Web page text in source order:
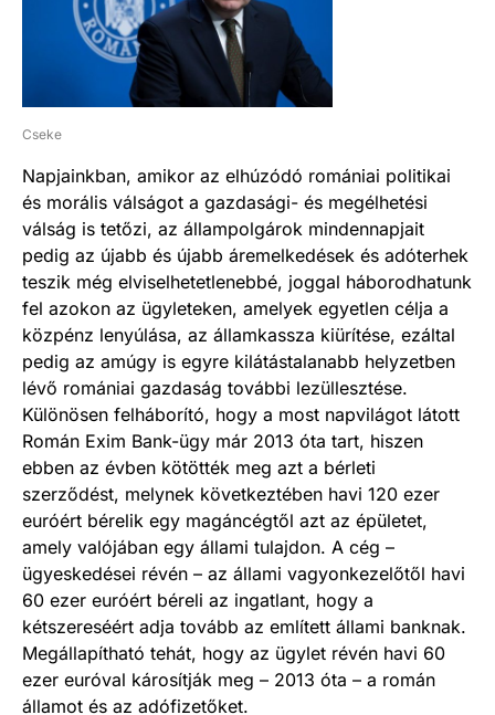
Cseke
Napjainkban, amikor az elhúzódó romániai politikai
és morális válságot a gazdasági- és megélhetési
válság is tetőzi, az állampolgárok mindennapjait
pedig az újabb és újabb áremelkedések és adóterhek
teszik még elviselhetetlenebbé, joggal háborodhatunk
fel azokon az ügyleteken, amelyek egyetlen célja a
közpénz lenyúlása, az államkassza kiürítése, ezáltal
pedig az amúgy is egyre kilátástalanabb helyzetben
lévő romániai gazdaság további lezüllesztése.
Különösen felháborító, hogy a most napvilágot látott
Román Exim Bank-ügy már 2013 óta tart, hiszen
ebben az évben kötötték meg azt a bérleti
szerződést, melynek következtében havi 120 ezer
euróért bérelik egy magáncégtől azt az épületet,
amely valójában egy állami tulajdon. A cég –
ügyeskedései révén – az állami vagyonkezelőtől havi
60 ezer euróért béreli az ingatlant, hogy a
kétszereséért adja tovább az említett állami banknak.
Megállapítható tehát, hogy az ügylet révén havi 60
ezer euróval károsítják meg – 2013 óta – a román
államot és az adófizetőket.